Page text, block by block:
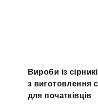
Вироби із
з виготовлення
для початківців